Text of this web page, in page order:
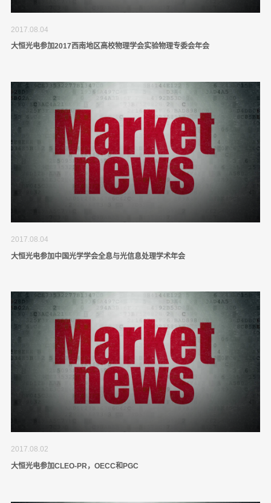
2017.08.04
大恒光电参加2017西南地区高校物理学会实验物理专委会年会
2017.08.04
大恒光电参加中国光学学会全息与光信息处理学术年会
2017.08.02
大恒光电参加CLEO-PR，OECC和PGC